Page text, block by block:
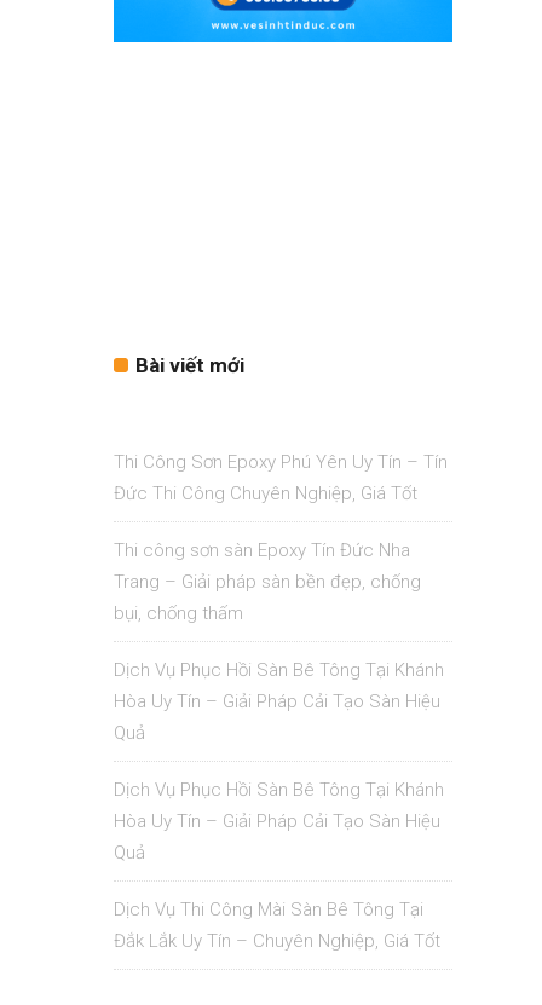
Bài viết mới
Thi Công Sơn Epoxy Phú Yên Uy Tín – Tín
Đức Thi Công Chuyên Nghiệp, Giá Tốt
Thi công sơn sàn Epoxy Tín Đức Nha
Trang – Giải pháp sàn bền đẹp, chống
bụi, chống thấm
Dịch Vụ Phục Hồi Sàn Bê Tông Tại Khánh
Hòa Uy Tín – Giải Pháp Cải Tạo Sàn Hiệu
Quả
Dịch Vụ Phục Hồi Sàn Bê Tông Tại Khánh
Hòa Uy Tín – Giải Pháp Cải Tạo Sàn Hiệu
Quả
Dịch Vụ Thi Công Mài Sàn Bê Tông Tại
Đắk Lắk Uy Tín – Chuyên Nghiệp, Giá Tốt